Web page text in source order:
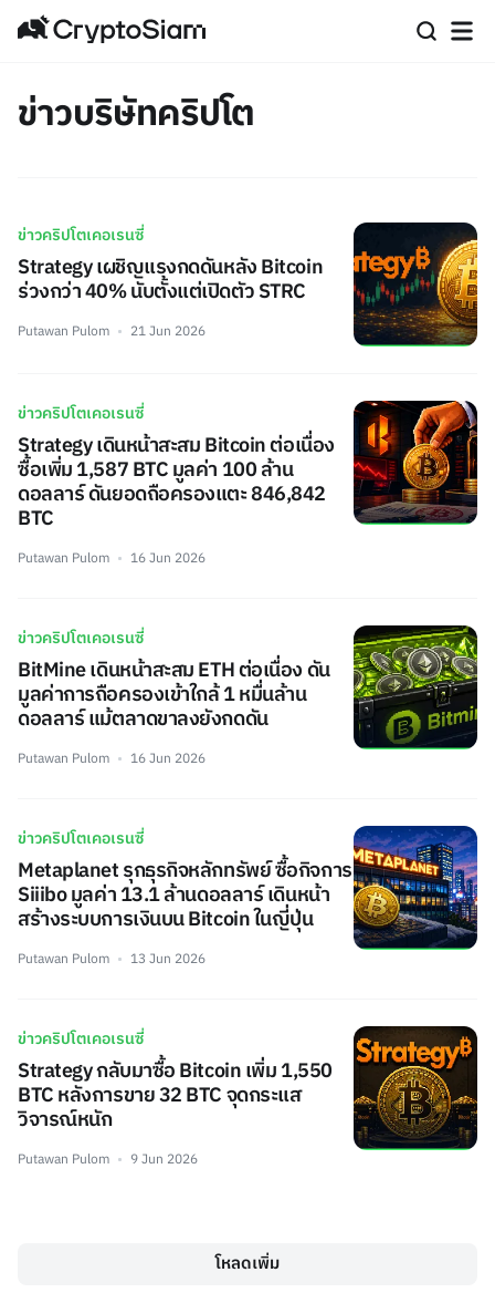
ข่าวบริษัทคริปโต
ข่าวคริปโตเคอเรนซี่
Strategy เผชิญแรงกดดันหลัง Bitcoin
ร่วงกว่า 40% นับตั้งแต่เปิดตัว STRC
Putawan Pulom 21 Jun 2026
ข่าวคริปโตเคอเรนซี่
Strategy เดินหน้าสะสม Bitcoin ต่อเนื่อง
ซื้อเพิ่ม 1,587 BTC มูลค่า 100 ล้าน
ดอลลาร์ ดันยอดถือครองแตะ 846,842
BTC
Putawan Pulom 16 Jun 2026
ข่าวคริปโตเคอเรนซี่
BitMine เดินหน้าสะสม ETH ต่อเนื่อง ดัน
มูลค่าการถือครองเข้าใกล้ 1 หมื่นล้าน
ดอลลาร์ แม้ตลาดขาลงยังกดดัน
Putawan Pulom 16 Jun 2026
ข่าวคริปโตเคอเรนซี่
Metaplanet รุกธุรกิจหลักทรัพย์ ซื้อกิจการ
Siiibo มูลค่า 13.1 ล้านดอลลาร์ เดินหน้า
สร้างระบบการเงินบน Bitcoin ในญี่ปุ่น
Putawan Pulom 13 Jun 2026
ข่าวคริปโตเคอเรนซี่
Strategy กลับมาซื้อ Bitcoin เพิ่ม 1,550
BTC หลังการขาย 32 BTC จุดกระแส
วิจารณ์หนัก
Putawan Pulom 9 Jun 2026
โหลดเพิ่ม